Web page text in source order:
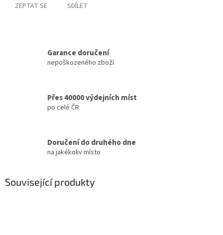
ZEPTAT SE SDÍLET
Garance doručení
nepoškozeného zboží
Přes 40000 výdejních míst
po celé ČR
Doručení do druhého dne
na jakékoliv místo
Související produkty